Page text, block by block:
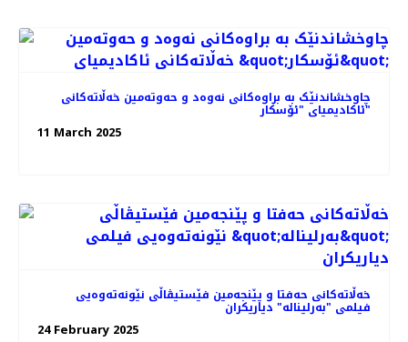
چاوخشاندنێک به براوه‌کانی نه‌وه‌د و حه‌و‌ته‌مین خه‌ڵاته‌کانی
ئاکادیمیای "ئۆسکار"
11 March 2025
خه‌ڵاته‌کانی حه‌فتا و پێنجه‌مین فێستیڤاڵی نێونه‌ته‌وه‌یی
فیلمی "بەرلیناله" دیاریکران
24 February 2025